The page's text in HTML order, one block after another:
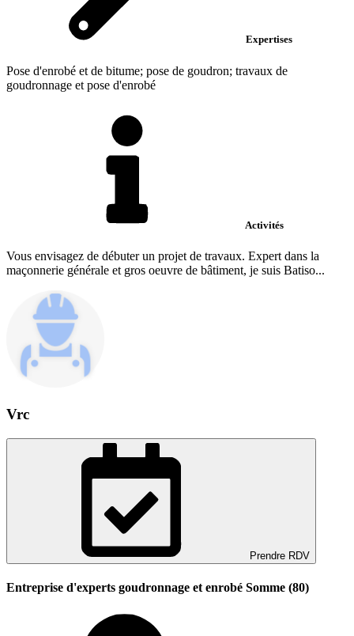
Expertises
Pose d'enrobé et de bitume; pose de goudron; travaux de
goudronnage et pose d'enrobé
Activités
Vous envisagez de débuter un projet de travaux. Expert dans la
maçonnerie générale et gros oeuvre de bâtiment, je suis Batiso...
Vrc
Prendre RDV
Entreprise d'experts goudronnage et enrobé Somme (80)